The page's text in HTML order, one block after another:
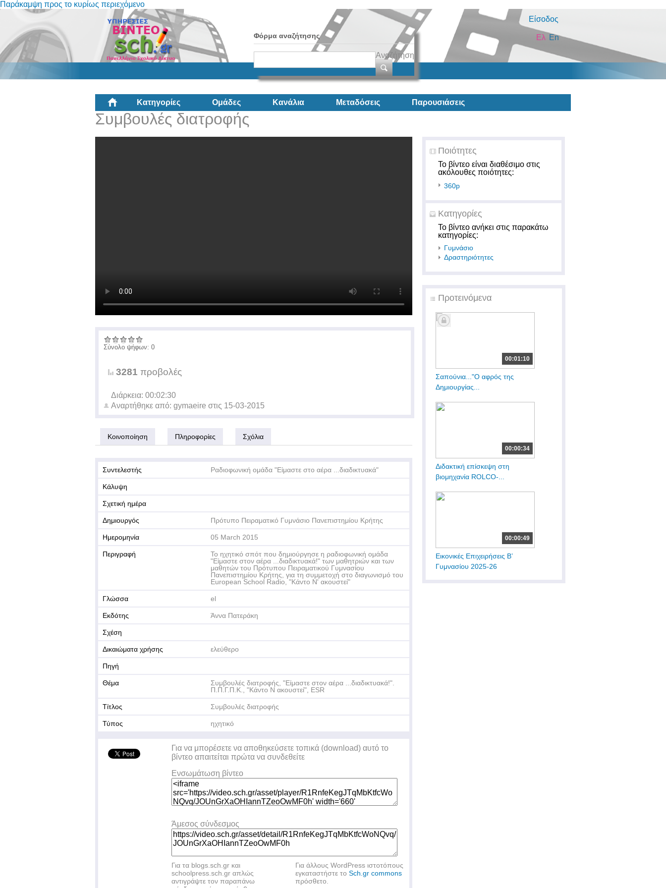
Παράκαμψη προς το κυρίως περιεχόμενο
Είσοδος
Φόρμα αναζήτησης
Αναζήτηση
En
Ελ
Κατηγορίες Ομάδες Κανάλια Μεταδόσεις Παρουσιάσεις
Συμβουλές διατροφής
Ποιότητες
Το βίντεο είναι διαθέσιμο στις
ακόλουθες ποιότητες:
360p
Κατηγορίες
Το βίντεο ανήκει στις παρακάτω
κατηγορίες:
Γυμνάσιο
Δραστηριότητες
Προτεινόμενα
00:01:10
Σαπούνια..."Ο αφρός της
Δημιουργίας...
00:00:34
Διδακτική επίσκεψη στη
βιομηχανία ROLCO-...
00:00:49
Εικονικές Επιχειρήσεις Β’
Γυμνασίου 2025-26
Σύνολο ψήφων: 0
3281 προβολές
Διάρκεια: 00:02:30
Αναρτήθηκε από: gymaeire στις 15-03-2015
Κοινοποίηση Πληροφορίες Σχόλια
Συντελεστής Ραδιοφωνική ομάδα "Είμαστε στο αέρα ...διαδικτυακά"
Κάλυψη
Σχετική ημέρα
Δημιουργός Πρότυπο Πειραματικό Γυμνάσιο Πανεπιστημίου Κρήτης
Ημερομηνία 05 March 2015
Περιγραφή
Το ηχητικό σπότ που δημιούργησε η ραδιοφωνική ομάδα
"Είμαστε στον αέρα ...διαδικτυακά!" των μαθητριών και των
μαθητών του Πρότυπου Πειραματικού Γυμνασίου
Πανεπιστημίου Κρήτης, για τη συμμετοχή στο διαγωνισμό του
European School Radio, "Κάντο Ν' ακουστεί"
Γλώσσα el
Εκδότης Άννα Πατεράκη
Σχέση
Δικαιώματα χρήσης ελεύθερο
Πηγή
Θέμα
Συμβουλές διατροφής, "Είμαστε στον αέρα ...διαδικτυακά!".
Π.Π.Γ.Π.Κ., "Κάντο Ν ακουστεί", ESR
Τίτλος Συμβουλές διατροφής
Τύπος ηχητικό
Για να μπορέσετε να αποθηκεύσετε τοπικά (download) αυτό το
βίντεο απαιτείται πρώτα να συνδεθείτε
Ενσωμάτωση βίντεο
Άμεσος σύνδεσμος
Για τα blogs.sch.gr και
schoolpress.sch.gr απλώς
αντιγράψτε τον παραπάνω
Για άλλους WordPress ιστοτόπους
εγκαταστήστε το Sch.gr commons
πρόσθετο.